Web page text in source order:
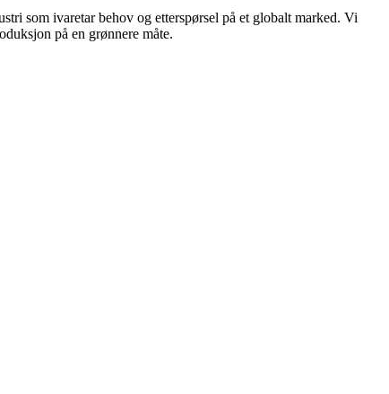
som ivaretar behov og etterspørsel på et globalt marked. Vi
på en grønnere måte.